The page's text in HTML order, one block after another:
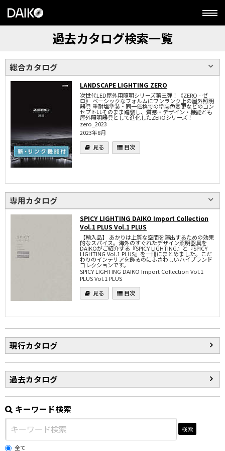
過去カタログ検索一覧
総合カタログ
LANDSCAPE LIGHTING ZERO
次世代LED屋外用照明シリーズ第三弾！《ZERO - ゼ
ロ》 ベーシックなフォルムにワンランク上の屋外照明
器具 重耐塩塗装・同一価格での塗装色変更などのコン
セプトはそのまま踏襲し、質感・デザイン・機能とも
屋外照明器具として進化したZEROシリーズ！
zero_2023
2023年8月
専用カタログ
SPICY LIGHTING DAIKO Import Collection
Vol.1 PLUS Vol.1 PLUS
【輸入品】 あかりは上質な空間を演出するための効果
的なスパイス。海外のすぐれたデザイン照明器具を
DAIKOがご紹介する『SPICY LIGHTING』と『SPICY
LIGHTING Vol.1 PLUS』を一冊にまとめました。こだ
わりのインテリアを飾るのにふさわしいハイブランド
コレクションです。
SPICY LIGHTING DAIKO Import Collection Vol.1
PLUS Vol.1 PLUS
現行カタログ
過去カタログ
キーワード検索
検索
全て